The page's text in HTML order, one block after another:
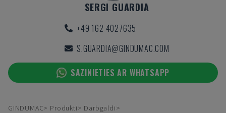
SERGI GUARDIA
+49 162 4027635
S.GUARDIA@GINDUMAC.COM
SAZINIETIES AR WHATSAPP
GINDUMAC Produkti
Darbgaldi